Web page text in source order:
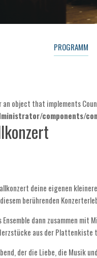
PROGRAMM
object that implements
components/
deine eigenen
berührenden
dann zusammen
aus der
der die Liebe, die